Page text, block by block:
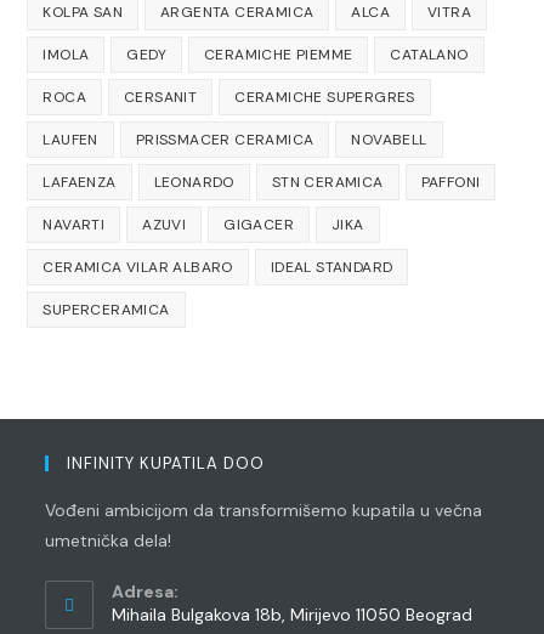
KOLPA SAN ARGENTA CERAMICA ALCA VITRA
IMOLA GEDY CERAMICHE PIEMME CATALANO
ROCA CERSANIT CERAMICHE SUPERGRES
LAUFEN PRISSMACER CERAMICA NOVABELL
LAFAENZA LEONARDO STN CERAMICA PAFFONI
NAVARTI AZUVI GIGACER JIKA
CERAMICA VILAR ALBARO IDEAL STANDARD
SUPERCERAMICA
INFINITY KUPATILA DOO
Vođeni ambicijom da transformišemo kupatila u večna
umetnička dela!
Adresa:
Mihaila Bulgakova 18b, Mirijevo 11050 Beograd